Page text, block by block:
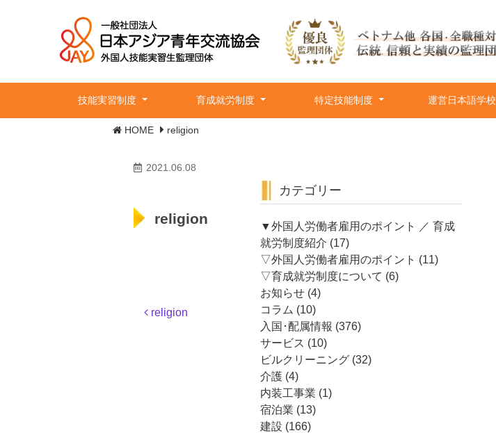
技能実習制度 育成就労制度 特定技能制度 運営日本語学校
HOME religion
2021.06.08
religion
投religion
カテゴリー
▼外国人労働者雇用のポイント ／ 育成
就労制度紹介 (17)
▽外国人労働者雇用のポイント (11)
▽育成就労制度について (6)
お知らせ (4)
コラム (10)
入国･配属情報 (376)
サービス (10)
ビルクリーニング (32)
介護 (4)
内装工事業 (1)
宿泊業 (13)
建設 (166)